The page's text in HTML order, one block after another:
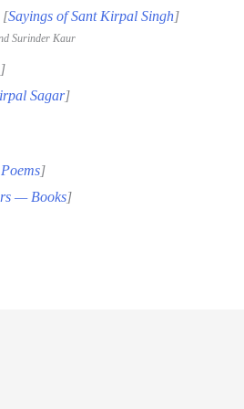
[Sayings of Sant Kirpal Singh]
Surinder Kaur
]
Sagar]
]
— Books]